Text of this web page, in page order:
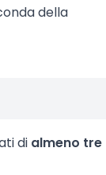
della
di almeno tre